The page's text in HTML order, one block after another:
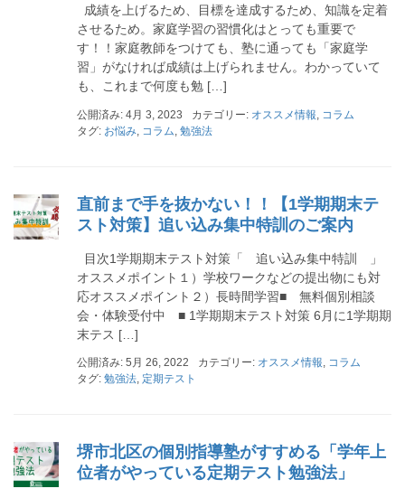
成績を上げるため、目標を達成するため、知識を定着
させるため。家庭学習の習慣化はとっても重要で
す！！家庭教師をつけても、塾に通っても「家庭学
習」がなければ成績は上げられません。わかっていて
も、これまで何度も勉 […]
公開済み: 4月 3, 2023 カテゴリー: オススメ情報
コラム
タグ: お悩み コラム 勉強法
直前まで手を抜かない！！【1学期期末テ
スト対策】追い込み集中特訓のご案内
目次1学期期末テスト対策「 追い込み集中特訓 」
オススメポイント１）学校ワークなどの提出物にも対
応オススメポイント２）長時間学習■ 無料個別相談
会・体験受付中 ■ 1学期期末テスト対策 6月に1学期期
末テス […]
公開済み: 5月 26, 2022 カテゴリー: オススメ情報, コラム
タグ: 勉強法, 定期テスト
堺市北区の個別指導塾がすすめる「学年上
位者がやっている定期テスト勉強法」